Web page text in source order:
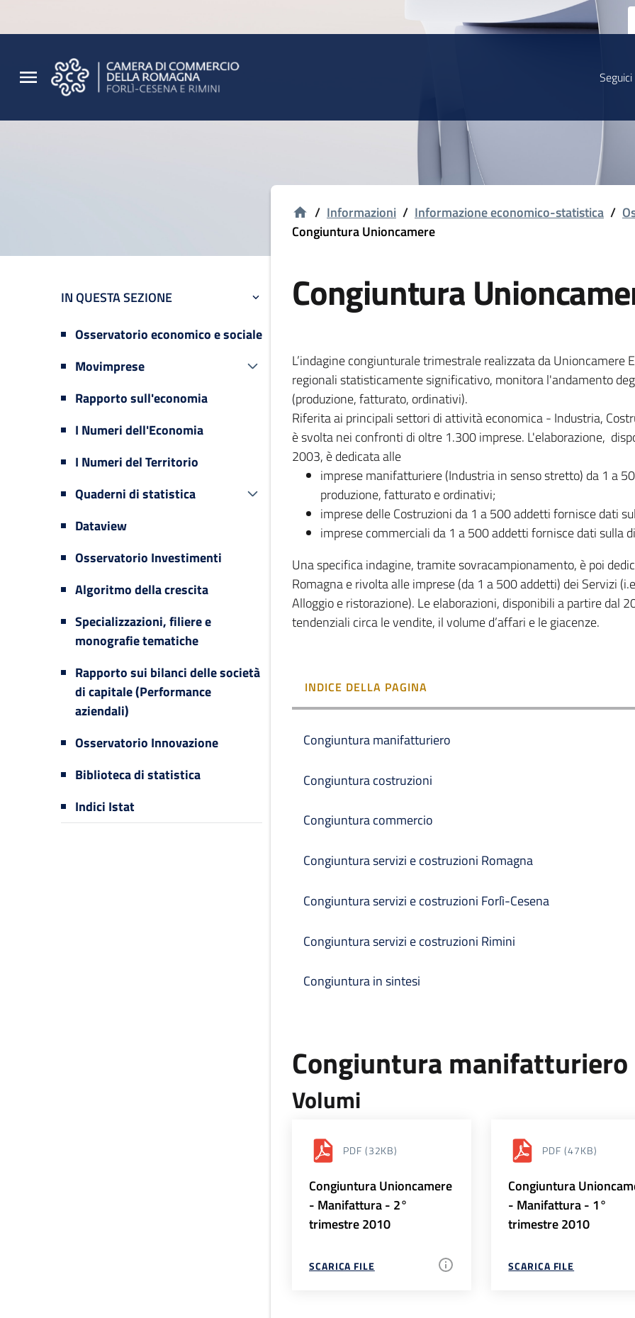
IN QUESTA SEZIONE
Osservatorio economico e sociale
Movimprese
Rapporto sull'economia
I Numeri dell'Economia
I Numeri del Territorio
Quaderni di statistica
Dataview
Osservatorio Investimenti
Algoritmo della crescita
Specializzazioni, filiere e
monografie tematiche
Rapporto sui bilanci delle società
di capitale (Performance
aziendali)
Osservatorio Innovazione
Biblioteca di statistica
Indici Istat
/ Informazioni / Informazione economico-statistica /
Congiuntura Unioncamere
Congiuntura
L’indagine congiunturale trimestrale realizzata da Unioncamere
regionali statisticamente significativo, monitora l'andamento
(produzione, fatturato, ordinativi).
Riferita ai principali settori di attività economica - Industria,
è svolta nei confronti di oltre 1.300 imprese. L'elaborazione,
2003, è dedicata alle
imprese manifatturiere (Industria in senso stretto) da 1 a
produzione, fatturato e ordinativi;
imprese delle Costruzioni da 1 a 500 addetti fornisce dati
imprese commerciali da 1 a 500 addetti fornisce dati sulla
Una specifica indagine, tramite sovracampionamento, è poi
Romagna e rivolta alle imprese (da 1 a 500 addetti) dei Servizi
Alloggio e ristorazione). Le elaborazioni, disponibili a partire dal
tendenziali circa le vendite, il volume d’affari e le giacenze.
INDICE DELLA PAGINA
Congiuntura manifatturiero
Congiuntura costruzioni
Congiuntura commercio
Congiuntura servizi e costruzioni Romagna
Congiuntura servizi e costruzioni Forlì-Cesena
Congiuntura servizi e costruzioni Rimini
Congiuntura in sintesi
Congiuntura manifatturiero
Volumi
PDF (32KB)
Congiuntura Unioncamere
- Manifattura - 2°
trimestre 2010
SCARICA FILE
PDF (47KB)
Congiuntura
- Manifattura - 1°
trimestre 2010
SCARICA FILE